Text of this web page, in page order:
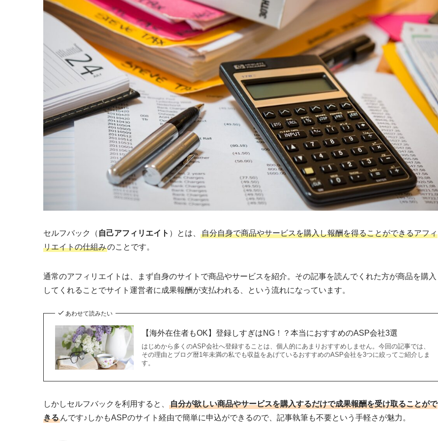
セルフバック（ 自己アフィリエイト ）とは、
自分自身で商品やサービスを購入し報酬を得ることができるアフィ
リエイトの仕組みのことです。
通常のアフィリエイトは、まず自身のサイトで商品やサービスを紹介。その記事を読んでくれた方が商品を購入
してくれることでサイト運営者に成果報酬が支払われる、という流れになっています。
あわせて読みたい
【海外在住者もOK】登録しすぎはNG！？本当におすすめのASP会社3選
はじめから多くのASP会社へ登録することは、個人的にあまりおすすめしません。今回の記事では、
その理由とブログ暦1年未満の私でも収益をあげているおすすめのASP会社を3つに絞ってご紹介しま
す。
しかしセルフバックを利用すると、
自分が欲しい商品やサービスを購入するだけで成果報酬を受け取ることがで
きる んです♪しかもASPのサイト経由で簡単に申込ができるので、記事執筆も不要という手軽さが魅力。